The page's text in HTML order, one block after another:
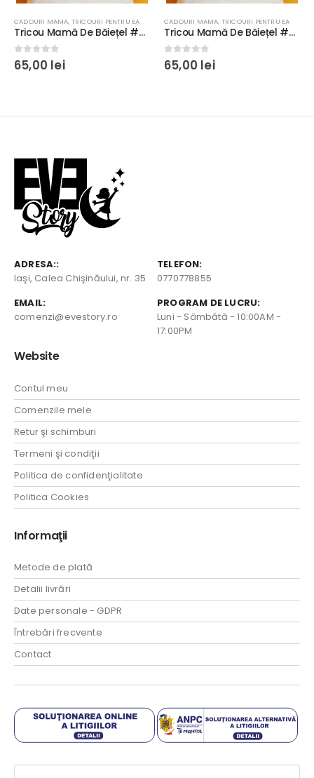
CADOURI MAMA, TRICOURI PENTRU EA
Tricou Mamă De Băiețel #8, damă, rezistent la spălări, bumbac 100%, Regular Fit, culoare alb/negru
0 out of 5
65,00 lei
CADOURI MAMA, TRICOURI PENTRU EA
Tricou Mamă De Băiețel #7, damă, rezistent la spălări, bumbac 100%, Regular Fit, culoare alb/negru
0 out of 5
65,00 lei
ADRESA::
Iaşi, Calea Chişinăului, nr. 35
TELEFON:
0770778855
EMAIL:
comenzi@evestory.ro
PROGRAM DE LUCRU:
Luni - Sâmbătă - 10:00AM -
17:00PM
Website
Contul meu
Comenzile mele
Retur şi schimburi
Termeni şi condiţii
Politica de confidenţialitate
Politica Cookies
Informaţii
Metode de plată
Detalii livrări
Date personale - GDPR
Întrebări frecvente
Contact